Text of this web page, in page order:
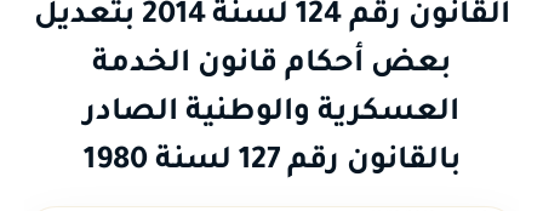
القانون رقم 124 لسنة 2014 بتعديل
بعض أحكام قانون الخدمة
العسكرية والوطنية الصادر
بالقانون رقم 127 لسنة 1980